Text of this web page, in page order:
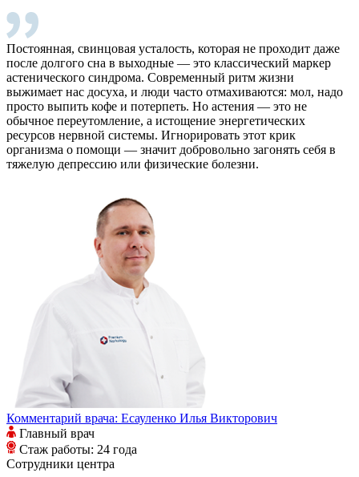
Постоянная, свинцовая усталость, которая не проходит даже
после долгого сна в выходные — это классический маркер
астенического синдрома. Современный ритм жизни
выжимает нас досуха, и люди часто отмахиваются: мол, надо
просто выпить кофе и потерпеть. Но астения — это не
обычное переутомление, а истощение энергетических
ресурсов нервной системы. Игнорировать этот крик
организма о помощи — значит добровольно загонять себя в
тяжелую депрессию или физические болезни.
Комментарий врача: Есауленко Илья Викторович
Главный врач
Стаж работы: 24 года
Сотрудники центра